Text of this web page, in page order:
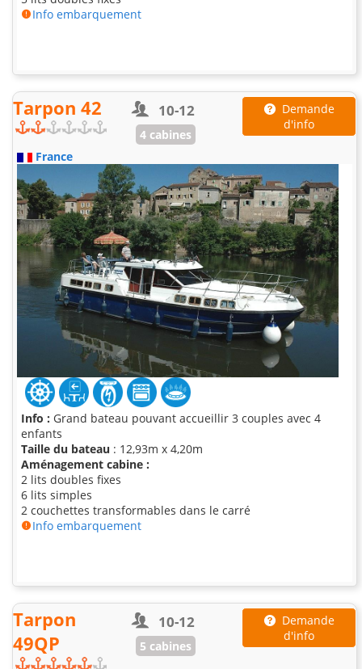
Info embarquement
Tarpon 42 10-12
4 cabines
Demande
d'info
France
Info : Grand bateau pouvant accueillir 3 couples avec 4
enfants
Taille du bateau : 12,93m x 4,20m
Aménagement cabine :
2 lits doubles fixes
6 lits simples
2 couchettes transformables dans le carré
Info embarquement
Tarpon
49QP
10-12
5 cabines
Demande
d'info